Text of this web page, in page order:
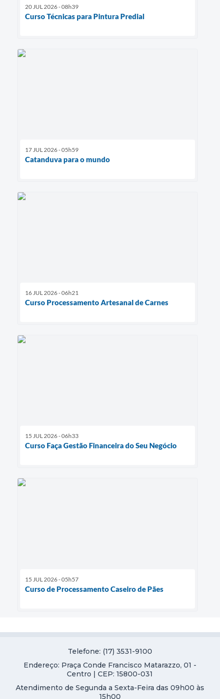
20 JUL 2026 - 08h39
Curso Técnicas para Pintura Predial
17 JUL 2026 - 05h59
Catanduva para o mundo
16 JUL 2026 - 06h21
Curso Processamento Artesanal de Carnes
15 JUL 2026 - 06h33
Curso Faça Gestão Financeira do Seu Negócio
15 JUL 2026 - 05h57
Curso de Processamento Caseiro de Pães
Telefone: (17) 3531-9100
Endereço: Praça Conde Francisco Matarazzo, 01 -
Centro | CEP: 15800-031
Atendimento de Segunda a Sexta-Feira das 09h00 às
15h00